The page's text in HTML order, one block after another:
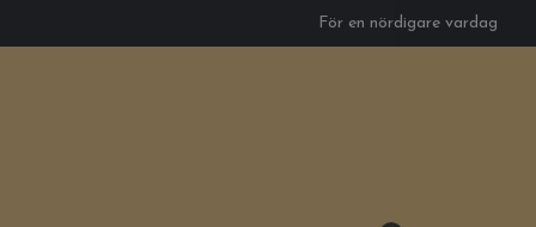
För en nördigare vardag